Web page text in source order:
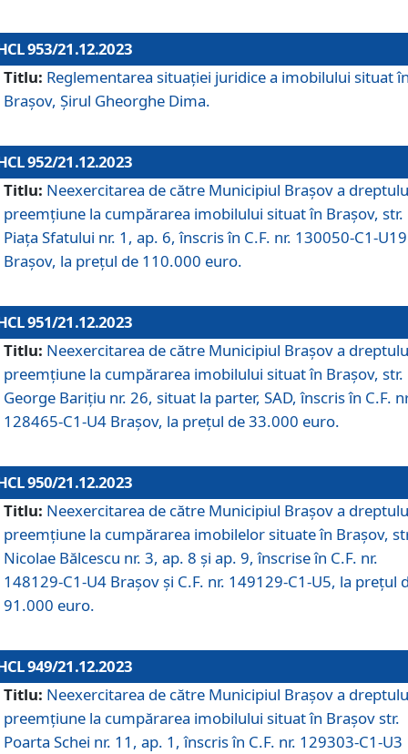
953/21.12.2023
Titlu: Reglementarea situației juridice a imobilului situat
Brașov, Șirul Gheorghe Dima.
952/21.12.2023
Titlu: Neexercitarea de către Municipiul Brașov a
preemțiune la cumpărarea imobilului situat în Brașov, str.
Piața Sfatului nr. 1, ap. 6, înscris în C.F. nr. 130050-C1-U19
Brașov, la prețul de 110.000 euro.
951/21.12.2023
Titlu: Neexercitarea de către Municipiul Brașov a
preemțiune la cumpărarea imobilului situat în Brașov, str.
George Barițiu nr. 26, situat la parter, SAD, înscris în C.F.
128465-C1-U4 Brașov, la prețul de 33.000 euro.
950/21.12.2023
Titlu: Neexercitarea de către Municipiul Brașov a
preemțiune la cumpărarea imobilelor situate în Brașov,
Nicolae Bălcescu nr. 3, ap. 8 și ap. 9, înscrise în C.F. nr.
148129-C1-U4 Brașov și C.F. nr. 149129-C1-U5, la prețul
91.000 euro.
949/21.12.2023
Titlu: Neexercitarea de către Municipiul Brașov a
preemțiune la cumpărarea imobilului situat în Brașov str.
Poarta Schei nr. 11, ap. 1, înscris în C.F. nr. 129303-C1-U3